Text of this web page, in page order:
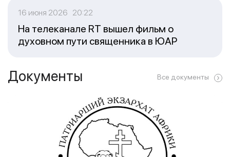
16 июня 2026 20:22
На телеканале RT вышел фильм о
духовном пути священника в ЮАР
Документы Все документы